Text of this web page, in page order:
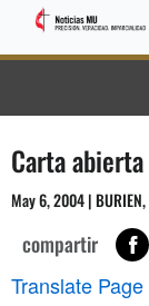
Carta
May 6, 2004 | BURIEN,
compartir
Translate Page